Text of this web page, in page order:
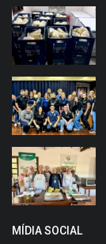
MÍDIA SOCIAL